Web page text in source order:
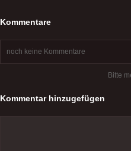
Kommentare
noch keine Kommentare
Bitte
Kommentar hinzugefügen